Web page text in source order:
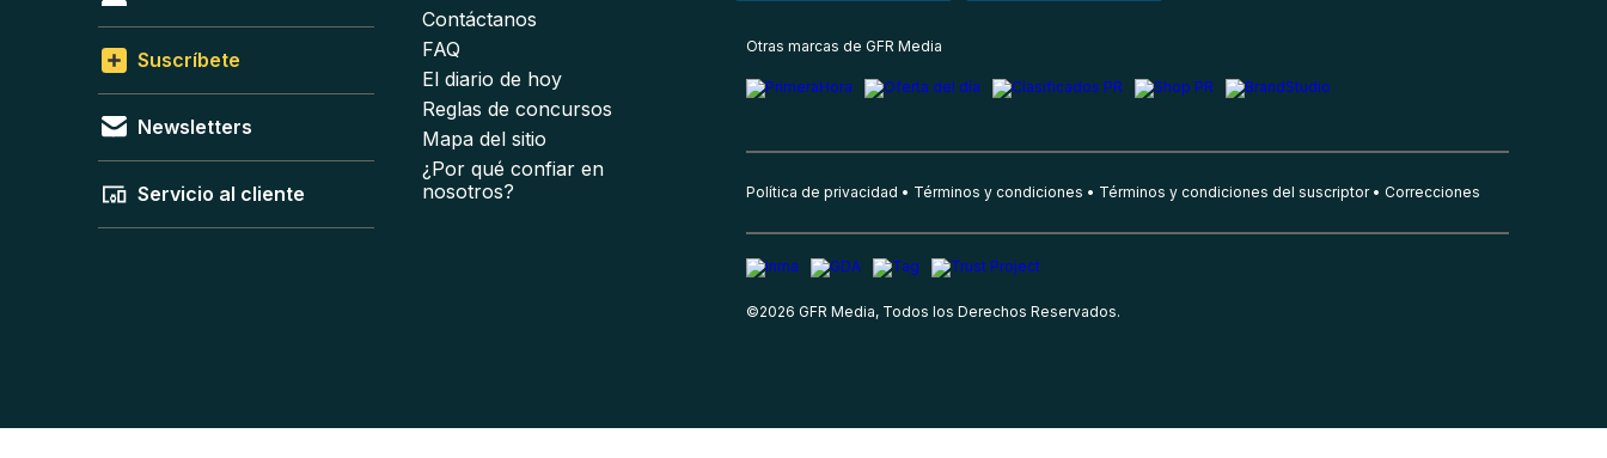
Suscríbete
Newsletters
Servicio al cliente
Contáctanos
FAQ
El diario de hoy
Reglas de concursos
Mapa del sitio
¿Por qué confiar en
nosotros?
Otras marcas de GFR Media
Política de privacidad Términos y condiciones Términos y condiciones del suscriptor Correcciones
©2026 GFR Media, Todos los Derechos Reservados.